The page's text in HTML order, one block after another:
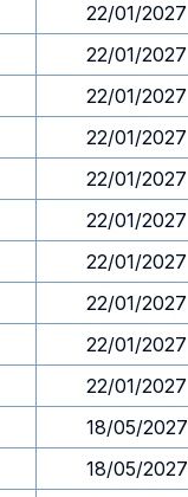
22/01/2027
22/01/2027
22/01/2027
22/01/2027
22/01/2027
22/01/2027
22/01/2027
22/01/2027
22/01/2027
22/01/2027
18/05/2027
18/05/2027